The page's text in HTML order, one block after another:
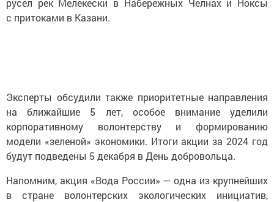
русел рек Мелекески в Набережных Челнах и Ноксы
с притоками в Казани.
Эксперты обсудили также приоритетные направления
на ближайшие 5 лет, особое внимание уделили
корпоративному волонтерству и формированию
модели «зеленой» экономики. Итоги акции за 2024 год
будут подведены 5 декабря в День добровольца.
Напомним, акция «Вода России» — одна из крупнейших
в стране волонтерских экологических инициатив,